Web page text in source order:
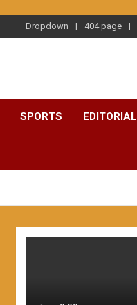
Dropdown 404 page
SPORTS EDITORIAL